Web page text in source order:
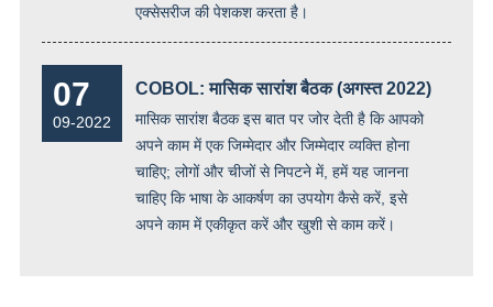
एक्सेसरीज की पेशकश करता है।
07
09-2022
COBOL: मासिक सारांश बैठक (अगस्त 2022)
मासिक सारांश बैठक इस बात पर जोर देती है कि आपको
अपने काम में एक जिम्मेदार और जिम्मेदार व्यक्ति होना
चाहिए; लोगों और चीजों से निपटने में, हमें यह जानना
चाहिए कि भाषा के आकर्षण का उपयोग कैसे करें, इसे
अपने काम में एकीकृत करें और खुशी से काम करें।